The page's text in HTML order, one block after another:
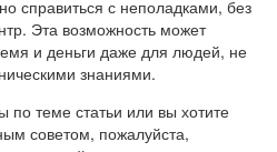
справиться с неполадками, без
Эта возможность может
и деньги даже для людей, не
знаниями.
по теме статьи или вы хотите
советом, пожалуйста,